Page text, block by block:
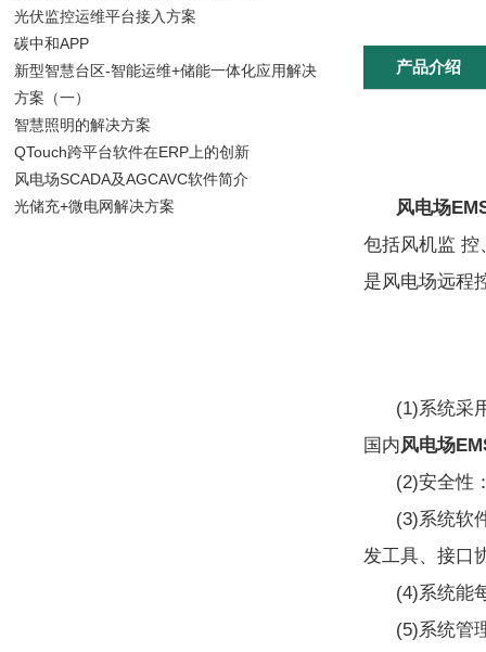
产品介绍
风电场
包括风机监 控
是风电场远程
(1)系统采
国内风电场
(2)安全性
(3)系统软
发工具、接口
(4)系统能
(5)系统管
光伏监控运维平台接入方案
碳中和APP
新型智慧台区-智能运维+储能一体化应用解决
方案（一）
智慧照明的解决方案
QTouch跨平台软件在ERP上的创新
风电场SCADA及AGCAVC软件简介
光储充+微电网解决方案